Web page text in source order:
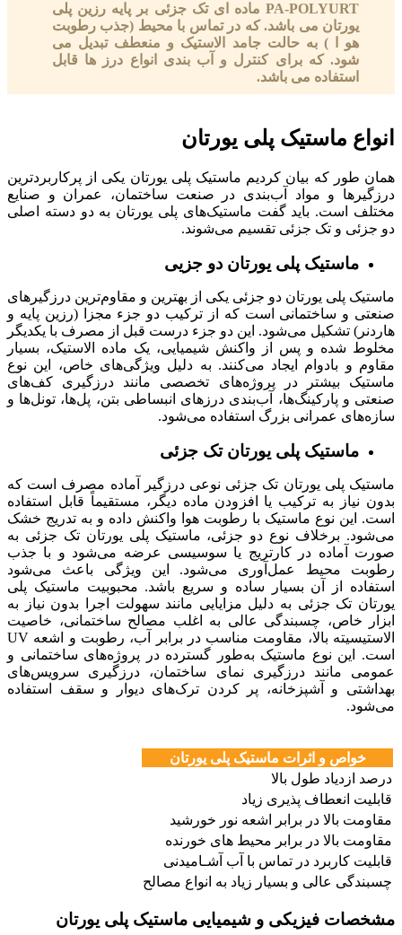
PA-POLYURT ماده ای تک جزئی بر پایه رزین پلی
یورتان می باشد. که در تماس با محیط (جذب رطوبت
هو ا ) به حالت جامد الاستیک و منعطف تبدیل می
شود. که برای کنترل و آب بندی انواع درز ها قابل
استفاده می باشد.
انواع ماستیک پلی یورتان
همان طور که بیان کردیم ماستیک پلی یورتان یکی از پرکاربردترین
درزگیرها و مواد آب‌بندی در صنعت ساختمان، عمران و صنایع
مختلف است. باید گفت ماستیک‌های پلی یورتان به دو دسته اصلی
دو جزئی و تک جزئی تقسیم می‌شوند.
ماستیک پلی یورتان دو جزیی
ماستیک پلی یورتان دو جزئی یکی از بهترین و مقاوم‌ترین درزگیرهای
صنعتی و ساختمانی است که از ترکیب دو جزء مجزا (رزین پایه و
هاردنر) تشکیل می‌شود. این دو جزء درست قبل از مصرف با یکدیگر
مخلوط شده و پس از واکنش شیمیایی، یک ماده الاستیک، بسیار
مقاوم و بادوام ایجاد می‌کنند. به دلیل ویژگی‌های خاص، این نوع
ماستیک بیشتر در پروژه‌های تخصصی مانند درزگیری کف‌های
صنعتی و پارکینگ‌ها، آب‌بندی درزهای انبساطی بتن، پل‌ها، تونل‌ها و
سازه‌های عمرانی بزرگ استفاده می‌شود.
ماستیک پلی یورتان تک جزئی
ماستیک پلی یورتان تک جزئی نوعی درزگیر آماده مصرف است که
بدون نیاز به ترکیب یا افزودن ماده دیگر، مستقیماً قابل استفاده
است. این نوع ماستیک با رطوبت هوا واکنش داده و به ‌تدریج خشک
می‌شود. برخلاف نوع دو جزئی، ماستیک پلی یورتان تک جزئی به
صورت آماده در کارتریج یا سوسیسی عرضه می‌شود و با جذب
رطوبت محیط عمل‌آوری می‌شود. این ویژگی باعث می‌شود
استفاده از آن بسیار ساده و سریع باشد. محبوبیت ماستیک پلی
یورتان تک جزئی به دلیل مزایایی مانند سهولت اجرا بدون نیاز به
ابزار خاص، چسبندگی عالی به اغلب مصالح ساختمانی، خاصیت
الاستیسیته بالا، مقاومت مناسب در برابر آب، رطوبت و اشعه UV
است. این نوع ماستیک به‌طور گسترده در پروژه‌های ساختمانی و
عمومی مانند درزگیری نمای ساختمان، درزگیری سرویس‌های
بهداشتی و آشپزخانه، پر کردن ترک‌های دیوار و سقف استفاده
می‌شود.
خواص و اثرات ماستیک پلی یورتان
درصد ازدیاد طول بالا
قابلیت انعطاف پذیری زیاد
مقاومت بالا در برابر اشعه نور خورشید
مقاومت بالا در برابر محیط های خورنده
قابلیت کاربرد در تماس با آب آشـامیدنی
چسبندگی عالی و بسیار زیاد به انواع مصالح
مشخصات فیزیکی و شیمیایی ماستیک پلی یورتان